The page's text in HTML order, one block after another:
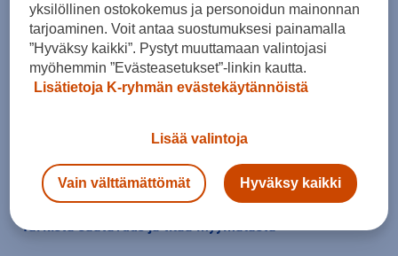
46 46,5 47,5
Kokotaulukko
Lisää ostoskoriin
Tarkista saatavuus ja tilaa myymälästä
yksilöllinen ostokokemus ja personoidun mainonnan
tarjoaminen. Voit antaa suostumuksesi painamalla
”Hyväksy kaikki”. Pystyt muuttamaan valintojasi
myöhemmin ”Evästeasetukset”-linkin kautta.
Lisätietoja K-ryhmän evästekäytännöistä
Lisää valintoja
Vain välttämättömät Hyväksy kaikki